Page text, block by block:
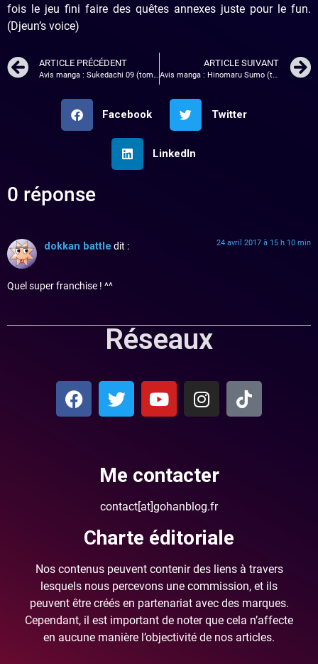
fois le jeu fini faire des quêtes annexes juste pour le fun.
(Djeun’s voice)
ARTICLE PRÉCÉDENT ARTICLE SUIVANT
Avis manga : Hinomaru Sumo (tome 3)
Facebook Twitter
LinkedIn
0 réponse
dokkan battle dit : 24 avril 2017 à 15 h 10 min
Quel super franchise ! ^^
Réseaux
Me contacter
contact[at]gohanblog.fr
Charte éditoriale
Nos contenus peuvent contenir des liens à travers
lesquels nous percevons une commission, et ils
peuvent être créés en partenariat avec des marques.
Cependant, il est important de noter que cela n’affecte
en aucune manière l’objectivité de nos articles.